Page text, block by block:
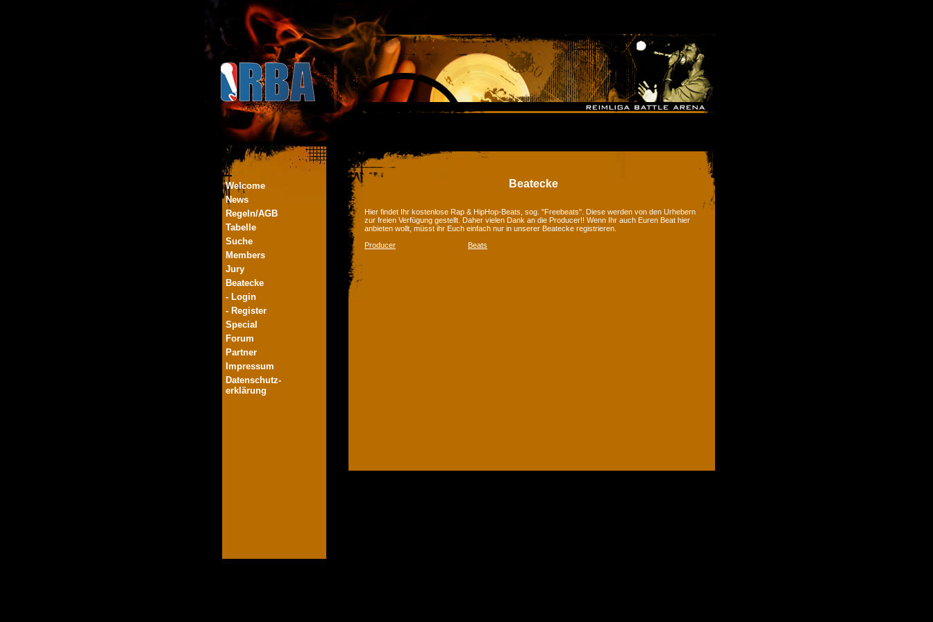
Welcome
News
Regeln/AGB
Tabelle
Suche
Members
Jury
Beatecke
- Login
- Register
Special
Forum
Partner
Impressum
Datenschutz-
erklärung
Beatecke
Hier findet Ihr kostenlose Rap & HipHop-Beats, sog. "Freebeats". Diese werden von den Urhebern
zur freien Verfügung gestellt. Daher vielen Dank an die Producer!! Wenn Ihr auch Euren Beat hier
anbieten wollt, müsst ihr Euch einfach nur in unserer Beatecke registrieren.
Producer
Beats